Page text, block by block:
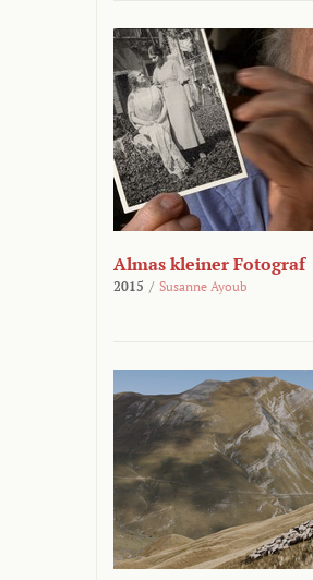
Almas kleiner Fotograf
2015 / Susanne Ayoub